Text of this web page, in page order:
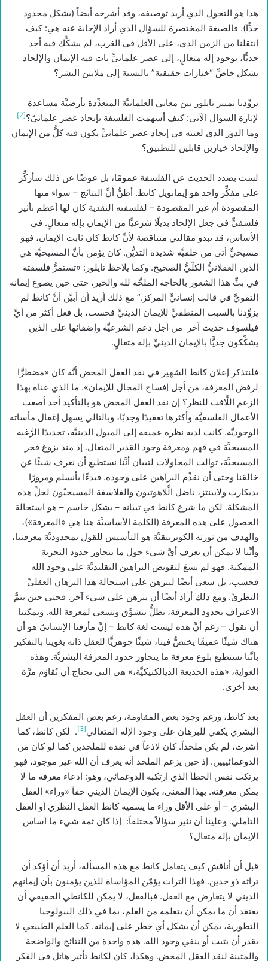
هذا هو التحول الذي أريد توصيفه، وقد أشرحه أيضاً (بشكل محدود
جدًّا). فالصيغة المختصرة للسؤال الذي أراد الإجابة عنه هي: كيف
انتقلنا من الزمن الذي، على الأقل في الغرب، لم يشكِّك فيه أحد
جديًّا، بوجود إله متعالٍ، إلى عصر علمانيٍّ بات فيه الإيمان والإلحاد
بشكل خاصٍّ “خيارات حقيقية” بالنسبة إلى ملايين البشر؟
يزوِّدنا تمييز تايلور بين معاني العلمانيَّة المتعدِّدة بأرضيَّة مساعدة
لإثارة السؤال الآتي: كيف أسهمت الفلسفة بإيجاد عصر علمانيّ؟[2]
وما الدور الذي لعبته في إيجاد عصر علمانيٍّ يكون فيه كلُّ من الإيمان
والإلحاد خيارين قابلين للتطبيق؟
لست بصدد الحديث عن الفلسفة عمومًا، بل عوضًا عن ذلك سأركِّز
على مفكِّر واحد هو إيمانويل كانط. أظنُّ أنَّ النتائج – سواء منها
المقصودة أم غير المقصودة – لفلسفته النقدية كان لها أعظم تأثير
فلسفيٍّ في جعل الإلحاد بديلًا شرعيًّا من الإيمان بإله متعالٍ. في
الأساس، قد تبدو مقالتي متناقضة لأنَّ كانط كان ثابت الإيمان، فهو
مسيحيٌّ أتى من خلفيَّة شديدة التديُّن. كان يؤمن بأنَّ المسيحيَّة هي
الدين العقلانيُّ الكلّيُّ الصحيح. وكما يلاحظ تايلور: «تستمرُّ فلسفته
في بثِّ هذا الشعور بالحاجة الملحَّة لله والخير، حتى حين يصوغ إيمانه
التقويَّ في قالب إنسانيٍّ المركز.” مع ذلك أريد أن أبيّن أنَّ كانط لم
يزوِّدنا بالسبب المنطقيِّ للإيمان الدينيِّ فحسب، بل فعل أكثر من أيِّ
فيلسوف حديث آخر من أجل دعم الشرعيَّة وإضفائها على الذين
يشكِّكون جديًّا بالإيمان الدينيِّ بإله متعالٍ.
فلنتذكر إعلان كانط الشهير في نقد العقل المحض أنَّه كان «مضطرًّا
لرفض المعرفة، من أجل إفساح المجال للإيمان». ما الذي عناه بهذا
الزعم اللَّافت للنظر؟ إن نقد العقل المحض هو بالتأكيد أحد أصعب
الأعمال الفلسفيَّة وأكثرها تعقيدًا وجدبًا، وبالتالي يسهل إغفال مأساته
الوجوديَّة. كانت لديه نظرة عميقة إلى الميول الدينيَّة، تحديدًا الرَّغبة
المسيحيَّة في فهم ومعرفة وجود القدير المتعال. إذ منذ بزوغ فجر
المسيحيَّة، توالت المحاولات لتبيان أنَّنا نستطيع أن نعرف شيئًا عن
خالقنا وحتى أن نقدِّم البراهين على وجوده. فبدءًا بأنسلم ومرورًا
بديكارت ولايبنتز، ناضل الَّلاهوتيون والفلاسفة المسيحيّون لحلِّ هذه
المشكلة. لكن ما شرع كانط في تبيانه – بشكل حاسم – هو استحالة
الحصول على هذه المعرفة (الكلمة الأساسيَّة هنا هي «المعرفة»)،
والهدف من ثورته الكوبرنيقيَّة هو التأسيس للقول بمحدوديَّة معرفتنا،
وأنَّنا لا يمكن أن نعرف أيَّ شيء حول ما يتجاوز حدود التجربة
الممكنة. فهو لم يسعَ لتقويض البراهين التقليديَّة على وجود الله
فحسب، بل سعى أيضًا ليبرهن على استحالة هذا البرهان العقليِّ
النظريِّ. ومع ذلك أراد أيضًا أن يبرهن على شيء آخر. فحتى حين يتمُّ
الاعتراف بحدود المعرفة، نظلُّ نتشوَّق ونسعى لمعرفة الله. ويمكننا
أن نقول – رغم أنَّ هذه ليست لغة كانط – إنَّ مأزقنا الإنسانيّ هو أن
هناك شيئًا عميقًا يختصُّ فينا، شيئًا جوهريًّا للعقل ذاته يغوينا بالتفكير
بأنَّنا نستطيع بلوغ معرفة ما يتجاوز حدود المعرفة البشريَّة. وهذه
الغواية، «هذه الخديعة الديالكتيكيَّة،» هي التي تحتاج أن تُقاوَم مرَّة
بعد أخرى.
بعد كانط، ورغم وجود بعض المقاومة، زعم بعض المفكرين أن العقل
البشري يكفي للبرهان على وجود الإله المتعالي[3]
. لكن كانط، كما
أشرت، لم يكن ملحداً. كان لاذعاً في نقده للملحدين كما لو كان من
الدوغمائييين. إذ حين يزعم الملحد أنه يعرف أن الله غير موجود، فهو
يرتكب نفس الخطأ الذي ارتكبه الدوغمائي، وهو: ادعاء معرفة ما لا
يمكن معرفته. بهذا المعنى، يكون الإيمان الديني حقاً «وراء» العقل
البشري – أو على الأقل وراء ما يسميه كانط العقل النظري أو العقل
التأملي. وعلينا أن نثير سؤالاً مختلفاً: إذا كان ثمة شيء ما أساس
الإيمان بإله متعال؟
قبل أن أناقش كيف يتعامل كانط مع هذه المسألة، أريد أن أؤكد أن
تراثه ذو حدين. فهذا التراث يؤمّن المؤاساة للذين يؤمنون بأن إيمانهم
الديني لا يتعارض مع العقل. فبالفعل، لا يمكن للكانطي الحقيقي أن
يعتقد أن ما يمكن أن يتعلمه من العلم، بما في ذلك البيولوجيا
التطورية، يمكن أن يشكل أي خطر على إيمانه. كما العلم الطبيعي لا
يقدر أن يثبت أو ينفي وجود الله. هذه واحدة من النتائج والواضحة
والمتينة لنقد العقل المحض. وهكذا، كان لكانط تأثير هائل في الفكر